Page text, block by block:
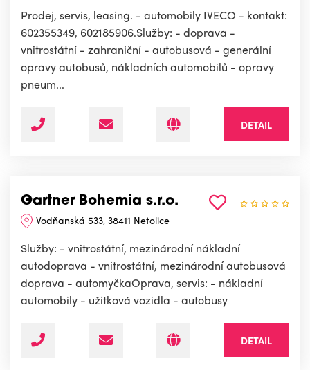
Prodej, servis, leasing. - automobily IVECO - kontakt:
602355349, 602185906.Služby: - doprava -
vnitrostátní - zahraniční - autobusová - generální
opravy autobusů, nákladních automobilů - opravy
pneum...
DETAIL
Gartner Bohemia s.r.o.
Vodňanská 533, 38411 Netolice
Služby: - vnitrostátní, mezinárodní nákladní
autodoprava - vnitrostátní, mezinárodní autobusová
doprava - automyčkaOprava, servis: - nákladní
automobily - užitková vozidla - autobusy
DETAIL